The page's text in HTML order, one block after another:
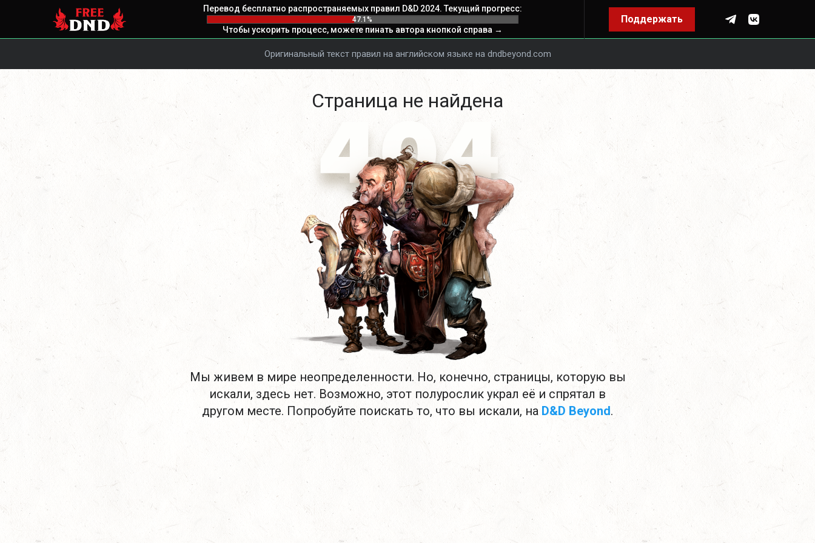
Перевод бесплатно распространяемых правил D&D 2024. Текущий прогресс:
47.1%
Чтобы ускорить процесс, можете пинать автора кнопкой справа →️
Поддержать
Оригинальный текст правил на английском языке на dndbeyond.com
Страница не найдена
Мы живем в мире неопределенности. Но, конечно, страницы, которую вы
искали, здесь нет. Возможно, этот полурослик украл её и спрятал в
другом месте. Попробуйте поискать то, что вы искали, на D&D Beyond.